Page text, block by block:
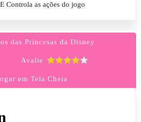
Controla as ações do jogo
das Princesas da Disney
Avalie
em Tela Cheia